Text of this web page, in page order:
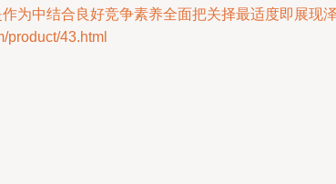
为中结合良好竞争素养全面把关择最适度即展现
product/43.html